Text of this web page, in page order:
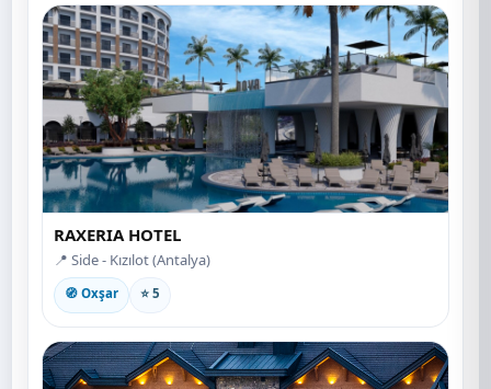
RAXERIA HOTEL
📍 Side - Kızılot (Antalya)
🧭 Oxşar ⭐ 5